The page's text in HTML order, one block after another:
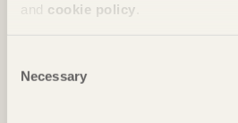
and cookie policy
Selection
Necessary